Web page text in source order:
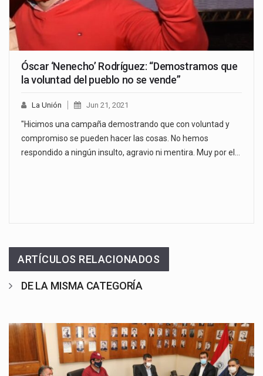
Óscar ‘Nenecho’ Rodríguez: “Demostramos que
la voluntad del pueblo no se vende”
La Unión Jun 21, 2021
"Hicimos una campaña demostrando que con voluntad y
compromiso se pueden hacer las cosas. No hemos
respondido a ningún insulto, agravio ni mentira. Muy por el…
ARTÍCULOS RELACIONADOS
DE LA MISMA CATEGORÍA